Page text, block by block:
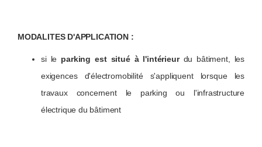
MODALITES D'APPLICATION :
si le parking est situé à l'intérieurdu bâtiment, les
exigences d'électromobilité s'appliquent lorsque les
travaux concernent le parking ou l'infrastructure
électrique du bâtiment